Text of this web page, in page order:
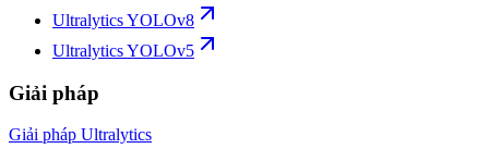
Ultralytics YOLOv8
Ultralytics YOLOv5
Giải pháp
Giải pháp Ultralytics